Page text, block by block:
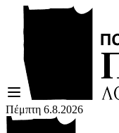
Πέμπτη 6.8.2026